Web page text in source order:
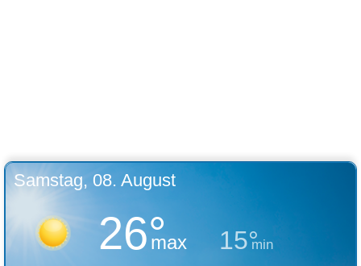
Samstag, 08. August
26°
max 15°
min